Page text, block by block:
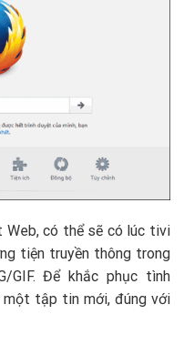
Web, có thể sẽ có lúc tivi
tiện truyền thông trong
GIF. Để khắc phục tình
một tập tin mới, đúng với